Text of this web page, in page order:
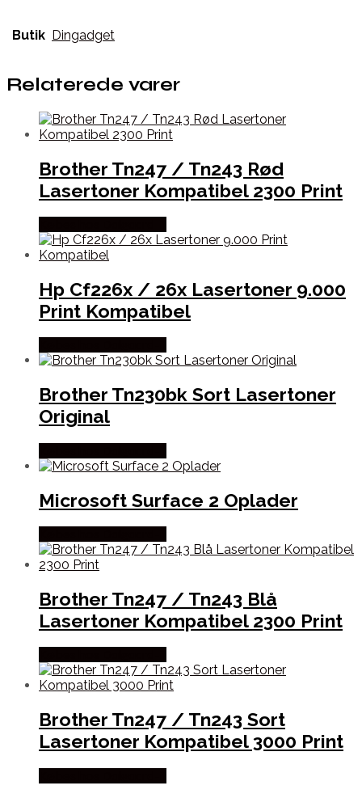
Butik Dingadget
Relaterede varer
Brother Tn247 / Tn243 Rød
Lasertoner Kompatibel 2300 Print
Hp Cf226x / 26x Lasertoner 9.000
Print Kompatibel
Brother Tn230bk Sort Lasertoner
Original
Microsoft Surface 2 Oplader
Brother Tn247 / Tn243 Blå
Lasertoner Kompatibel 2300 Print
Brother Tn247 / Tn243 Sort
Lasertoner Kompatibel 3000 Print